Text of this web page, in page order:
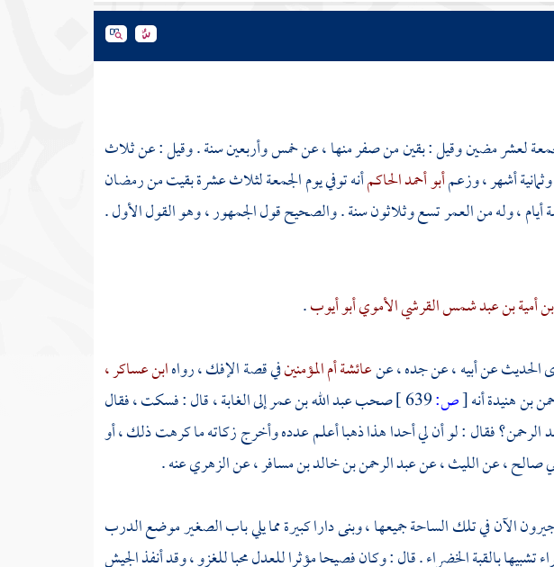
الجمعة لعشر مضين وقيل : بقين من صفر منها ، عن خمس وأربعين سنة . وقيل : عن ثلاث
أشهر ، وزعمأبو أحمد الحاكمأنه توفي يوم الجمعة لثلاث عشرة بقيت من رمضان
أيام ، وله من العمر تسع وثلاثون سنة . والصحيح قول الجمهور ، وهو القول الأول .
أمية بن عبد شمس القرشي الأموي أبو أيوب.
الحديث عن أبيه ، عن جده ، عنعائشة أم المؤمنينفي قصة الإفك ، رواهابن عساكر ،
بن هنيدةأنه[ص:639 ] صحبعبد الله بن عمرإلى الغابة ، قال : فسكت ، فقال
الرحمن؟فقال : لو أن لي أحدا هذا ذهبا أعلم عدده وأخرج زكاته ما كرهت ذلك ، أو
صالح ،عنالليث ،عنعبد الرحمن بن خالد بن مسافر ،عنالزهريعنه .
الآن في تلك الساحة جميعها ، وبنى دارا كبيرة مما يلي باب الصغير موضع الدرب
بالقبةالخضراء. قال : وكان فصيحا مؤثرا للعدل محبا للغزو ، وقد أنفذ الجيش